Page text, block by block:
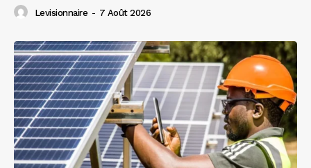
Levisionnaire - 7 Août 2026